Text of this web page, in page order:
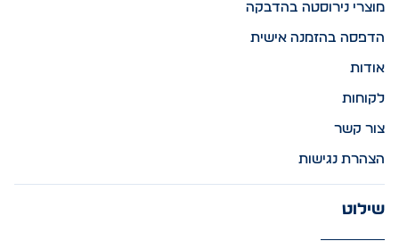
מוצרי נירוסטה בהדבקה
הדפסה בהזמנה אישית
אודות
לקוחות
צור קשר
הצהרת נגישות
שילוט